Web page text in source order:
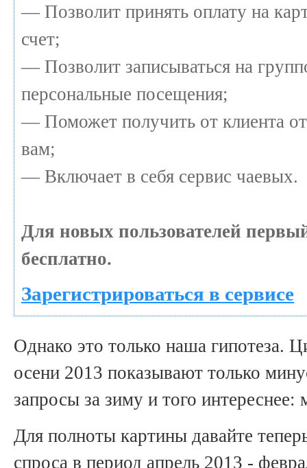
— Позволит принять оплату на
счет;
— Позволит записываться на
персональные посещения;
— Поможет получить от клиента
вам;
— Включает в себя сервис чаевых.
Для новых пользователей
бесплатно.
Зарегистрироваться в сервисе
Однако это только наша гипотеза.
осени 2013 показывают только
запросы за зиму и того
Для полноты картины давайте
спроса в период апрель 2013 -